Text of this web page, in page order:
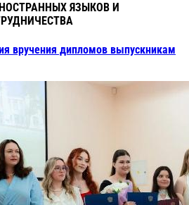
ЯЗЫКОВ И
вручения дипломов выпускникам